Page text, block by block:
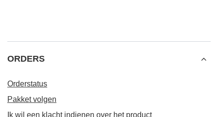
ORDERS
Orderstatus
Pakket volgen
Ik wil een klacht indienen over het product